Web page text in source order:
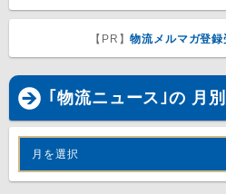
【PR】物流メルマガ登録
｢物流ニュース｣の 月
月を選択